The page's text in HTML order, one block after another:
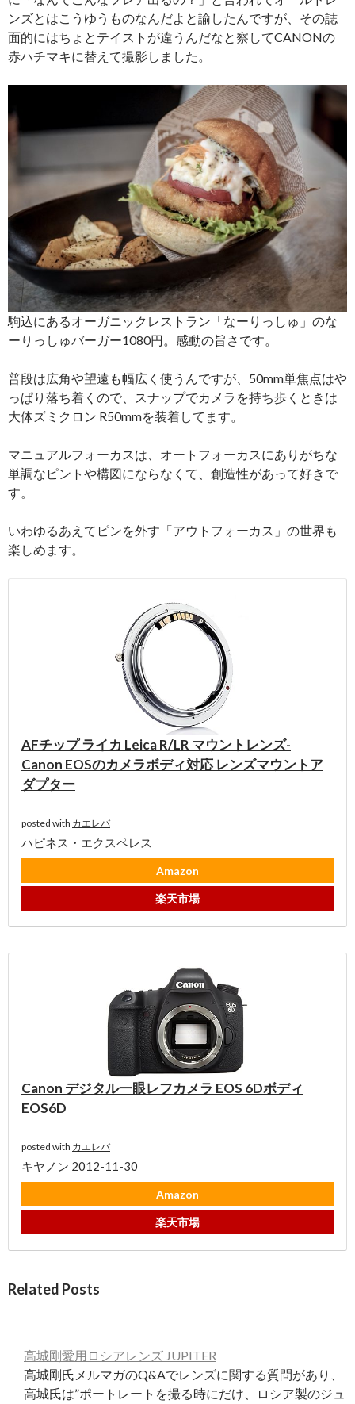
ンズとはこうゆうものなんだよと諭したんですが、その誌
面的にはちょとテイストが違うんだなと察してCANONの
赤ハチマキに替えて撮影しました。
駒込にあるオーガニックレストラン「なーりっしゅ」のな
ーりっしゅバーガー1080円。感動の旨さです。
普段は広角や望遠も幅広く使うんですが、50mm単焦点はや
っぱり落ち着くので、スナップでカメラを持ち歩くときは
大体ズミクロン R50mmを装着してます。
マニュアルフォーカスは、オートフォーカスにありがちな
単調なピントや構図にならなくて、創造性があって好きで
す。
いわゆるあえてピンを外す「アウトフォーカス」の世界も
楽しめます。
AFチップ ライカ Leica R/LR マウントレンズ-
Canon EOSのカメラボディ対応 レンズマウントア
ダプター
posted with カエレバ
ハピネス・エクスペレス
Amazon
楽天市場
Canon デジタル一眼レフカメラ EOS 6Dボディ
EOS6D
posted with カエレバ
キヤノン 2012-11-30
Amazon
楽天市場
Related Posts
高城剛愛用ロシアレンズ JUPITER
高城剛氏メルマガのQ&Aでレンズに関する質問があり、
高城氏は”ポートレートを撮る時にだけ、ロシア製のジュ